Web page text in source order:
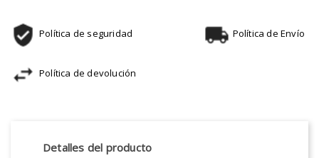
Política de seguridad Política de Envío
Política de devolución
Detalles del producto